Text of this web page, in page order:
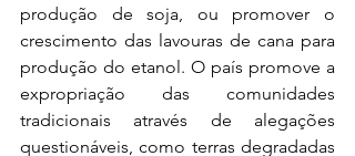
produção de soja, ou promover o
crescimento das lavouras de cana para
produção do etanol. O país promove a
expropriação das comunidades
tradicionais através de alegações
questionáveis, como terras degradadas